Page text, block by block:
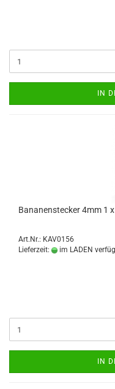
IN
Bananenstecker 4mm 1
Art.Nr.: KAV0156
Lieferzeit:
im LADEN
IN